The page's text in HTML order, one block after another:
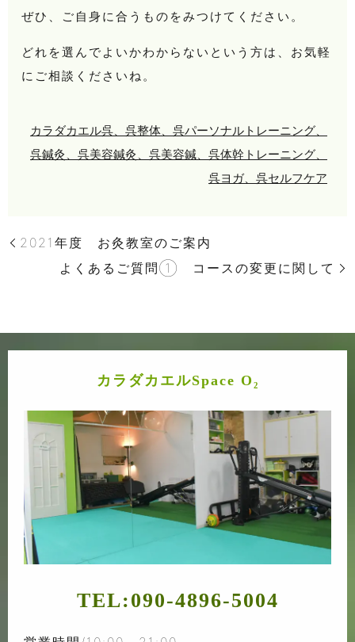
ぜひ、ご自身に合うものをみつけてください。
どれを選んでよいかわからないという方は、お気軽
にご相談くださいね。
カラダカエル呉、呉整体、呉パーソナルトレーニング、
呉鍼灸、呉美容鍼灸、呉美容鍼、呉体幹トレーニング、
呉ヨガ、呉セルフケア
2021年度 お灸教室のご案内
よくあるご質問① コースの変更に関して
カラダカエルSpace O₂
TEL:090-4896-5004